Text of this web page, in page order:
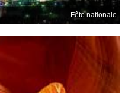
Fête nationale